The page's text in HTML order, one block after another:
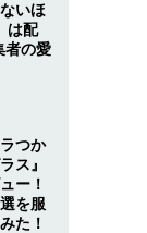
いほ
は配
者の愛
つか
ス』
ー！
を服
た！